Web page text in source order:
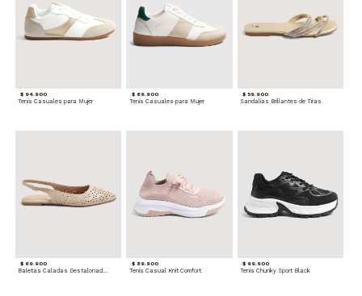
$ 94.900
Tenis Casuales para Mujer
$ 89.900
Tenis Casuales para Mujer
$ 59.900
Sandalias Brillantes de Tiras
$ 69.900 $ 89.900
Tenis Casual Knit Comfort
$ 99.900
Tenis Chunky Sport Black